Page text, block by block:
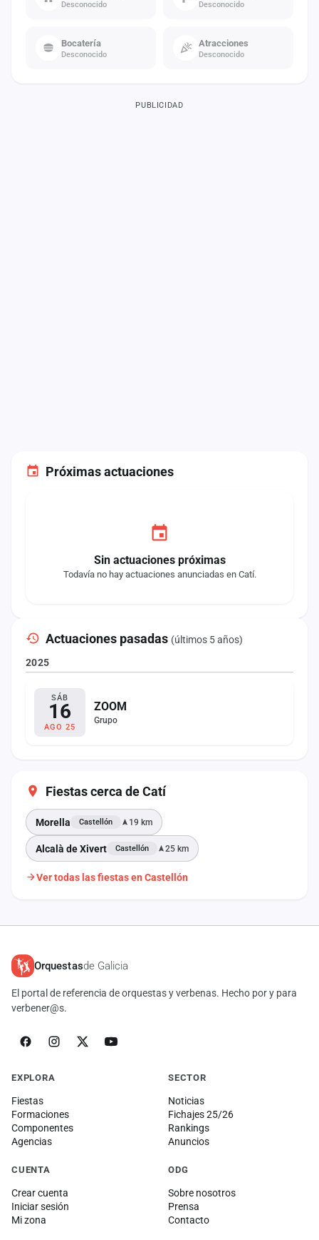
Próximas actuaciones
Sin actuaciones próximas
Todavía no hay actuaciones anunciadas en Catí.
Actuaciones pasadas (últimos 5 años)
2025
SÁB
16
AGO 25
ZOOM
Grupo
Desconocido Desconocido
Bocatería
Desconocido
Atracciones
Desconocido
PUBLICIDAD
Fiestas cerca de Catí
Morella Castellón 19 km
Alcalà de Xivert Castellón 25 km
Ver todas las fiestas en Castellón
Orquestasde Galicia
El portal de referencia de orquestas y verbenas. Hecho por y para
verbener@s.
EXPLORA
Fiestas
Formaciones
Componentes
Agencias
SECTOR
Noticias
Fichajes 25/26
Rankings
Anuncios
CUENTA
Crear cuenta
Iniciar sesión
Mi zona
ODG
Sobre nosotros
Prensa
Contacto